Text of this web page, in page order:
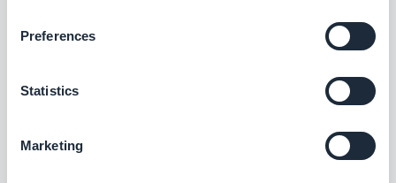
Preferences
Statistics
Marketing